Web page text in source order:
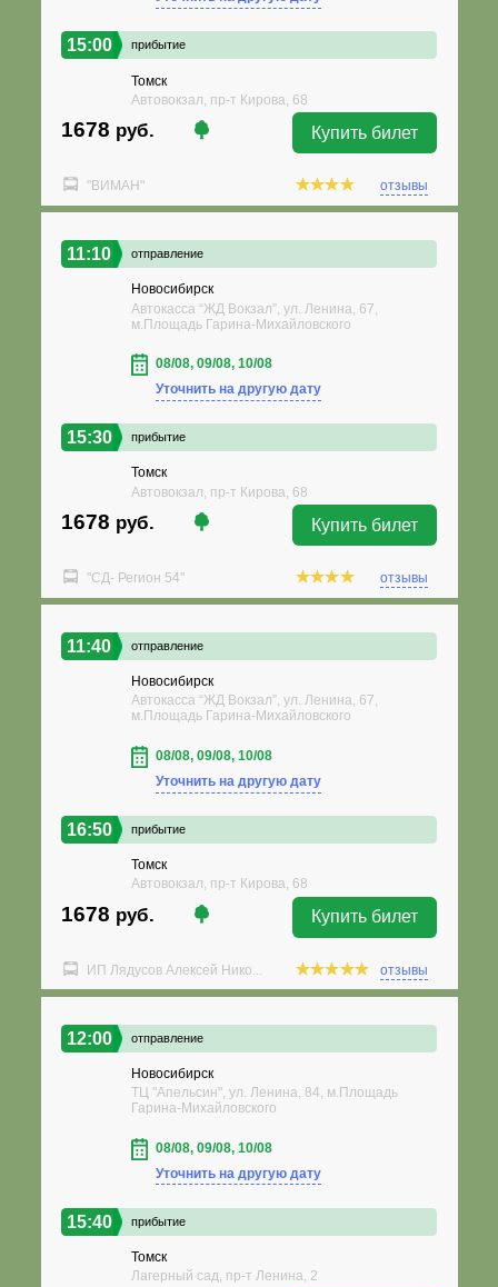
15:00 прибытие
Томск
Автовокзал, пр-т Кирова, 68
1678 руб. Купить билет
"ВИМАН" отзывы
11:10 отправление
Новосибирск
Автокасса “ЖД Вокзал”, ул. Ленина, 67,
м.Площадь Гарина-Михайловского
08/08, 09/08, 10/08
Уточнить на другую дату
15:30 прибытие
Томск
Автовокзал, пр-т Кирова, 68
1678 руб. Купить билет
"СД- Регион 54" отзывы
11:40 отправление
Новосибирск
Автокасса “ЖД Вокзал”, ул. Ленина, 67,
м.Площадь Гарина-Михайловского
08/08, 09/08, 10/08
Уточнить на другую дату
16:50 прибытие
Томск
Автовокзал, пр-т Кирова, 68
1678 руб. Купить билет
ИП Лядусов Алексей Нико... отзывы
12:00 отправление
Новосибирск
ТЦ "Апельсин", ул. Ленина, 84, м.Площадь
Гарина-Михайловского
08/08, 09/08, 10/08
Уточнить на другую дату
15:40 прибытие
Томск
Лагерный сад, пр-т Ленина, 2